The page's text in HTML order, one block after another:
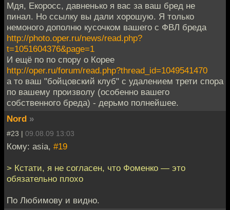
Мдя, Екоросс, давненько я вас за ваш бред не
пинал. Но ссылку вы дали хорошую. Я только
немоного дополню кусочком вашего с ФВЛ бреда
http://photo.oper.ru/news/read.php?
t=1051604376&page=1
И ещё по по спору о Корее
http://oper.ru/forum/read.php?thread_id=1049541470
а то ваш "бойцовский клуб" с удалением трети спора
по вашему произволу (особенно вашего
собственного бреда) - дерьмо полнейшее.
Nord »
#23 | 09.08.09 13:03
Кому: asia, #19
> Кстати, я не согласен, что Фоменко — это
обязательно плохо
По Любимову и видно.